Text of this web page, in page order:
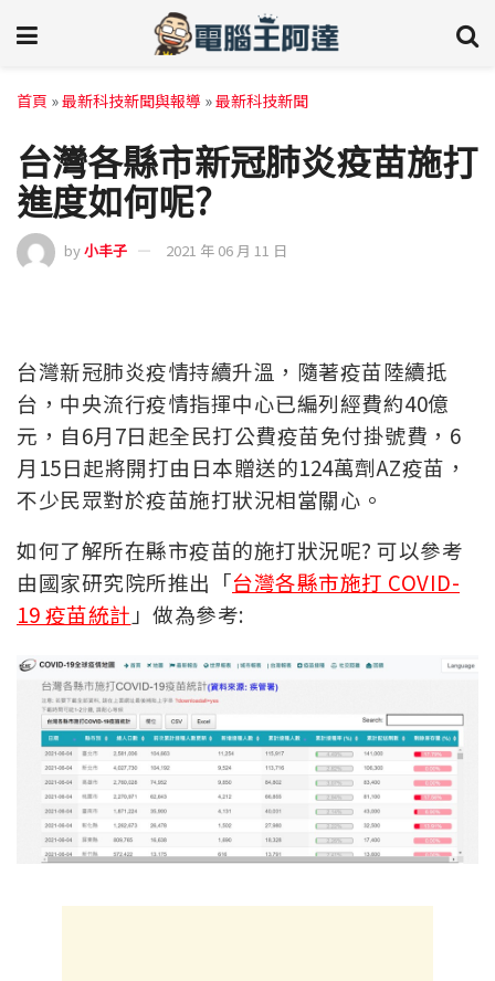
首頁 »最新科技新聞與報導 »最新科技新聞
台灣各縣市新冠肺炎疫苗施打
進度如何呢?
by小丰子 2021 年 06 月 11 日
台灣新冠肺炎疫情持續升溫，隨著疫苗陸續抵
台，中央流行疫情指揮中心已編列經費約40億
元，自6月7日起全民打公費疫苗免付掛號費，6
月15日起將開打由日本贈送的124萬劑AZ疫苗，
不少民眾對於疫苗施打狀況相當關心。
如何了解所在縣市疫苗的施打狀況呢? 可以參考
由國家研究院所推出「台灣各縣市施打 COVID-
19 疫苗統計 」做為參考: